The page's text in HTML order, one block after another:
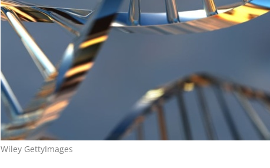
Wiley GettyImages